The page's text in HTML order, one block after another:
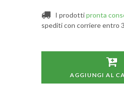
I prodottipronta
spediti con corriere entro
AGGIUNGI AL